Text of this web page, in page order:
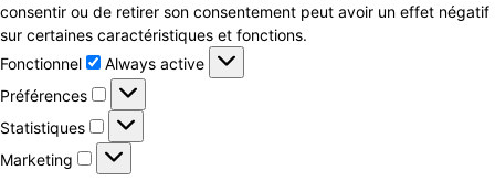
consentir ou de retirer son consentement peut avoir un effet négatif
sur certaines caractéristiques et fonctions.
Fonctionnel
Fonctionnel
Always active
Préférences
Préférences
Statistiques Statistiques
Marketing Marketing